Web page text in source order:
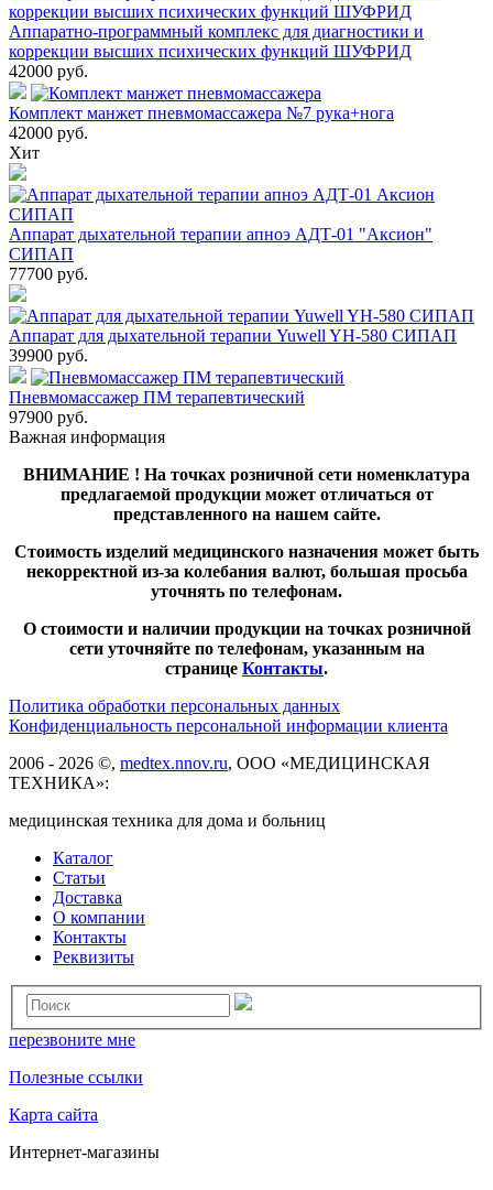
Аппаратно-программный комплекс для диагностики и
коррекции высших психических функций ШУФРИД
42000 руб.
Комплект манжет пневмомассажера №7 рука+нога
42000 руб.
Хит
Аппарат дыхательной терапии апноэ АДТ-01 "Аксион"
СИПАП
77700 руб.
Аппарат для дыхательной терапии Yuwell YH-580 СИПАП
39900 руб.
Пневмомассажер ПМ терапевтический
97900 руб.
Важная информация
ВНИМАНИЕ ! На точках розничной сети номенклатура
предлагаемой продукции может отличаться от
представленного на нашем сайте.
Стоимость изделий медицинского назначения может быть
некорректной из-за колебания валют, большая просьба
уточнять по телефонам.
О стоимости и наличии продукции на точках розничной
сети уточняйте по телефонам, указанным на
странице Контакты.
Политика обработки персональных данных
Конфиденциальность персональной информации клиента
2006 - 2026 ©, medtex.nnov.ru, ООО «МЕДИЦИНСКАЯ
ТЕХНИКА»:
медицинская техника для дома и больниц
Каталог
Статьи
Доставка
О компании
Контакты
Реквизиты
перезвоните мне
Полезные ссылки
Карта сайта
Интернет-магазины